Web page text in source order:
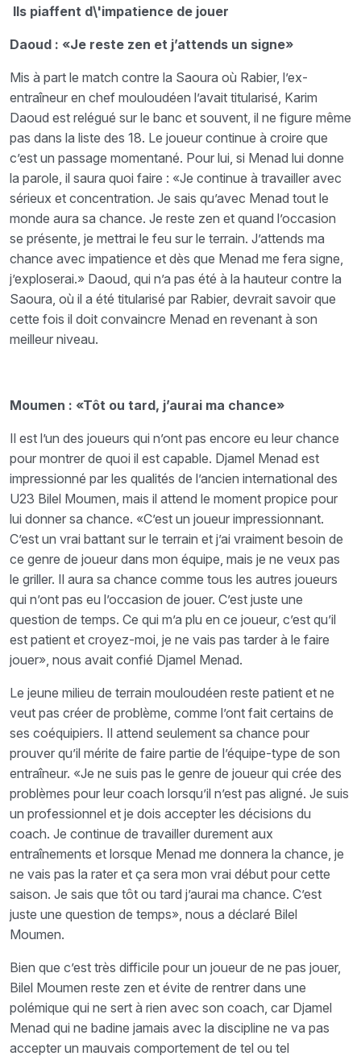
Ils piaffent d\'impatience de jouer
Daoud : «Je reste zen et j’attends un signe»
Mis à part le match contre la Saoura où Rabier, l’ex-
entraîneur en chef mouloudéen l’avait titularisé, Karim
Daoud est relégué sur le banc et souvent, il ne figure même
pas dans la liste des 18. Le joueur continue à croire que
c’est un passage momentané. Pour lui, si Menad lui donne
la parole, il saura quoi faire : «Je continue à travailler avec
sérieux et concentration. Je sais qu’avec Menad tout le
monde aura sa chance. Je reste zen et quand l’occasion
se présente, je mettrai le feu sur le terrain. J’attends ma
chance avec impatience et dès que Menad me fera signe,
j’exploserai.» Daoud, qui n’a pas été à la hauteur contre la
Saoura, où il a été titularisé par Rabier, devrait savoir que
cette fois il doit convaincre Menad en revenant à son
meilleur niveau.
Moumen : «Tôt ou tard, j’aurai ma chance»
Il est l’un des joueurs qui n’ont pas encore eu leur chance
pour montrer de quoi il est capable. Djamel Menad est
impressionné par les qualités de l’ancien international des
U23 Bilel Moumen, mais il attend le moment propice pour
lui donner sa chance. «C’est un joueur impressionnant.
C’est un vrai battant sur le terrain et j’ai vraiment besoin de
ce genre de joueur dans mon équipe, mais je ne veux pas
le griller. Il aura sa chance comme tous les autres joueurs
qui n’ont pas eu l’occasion de jouer. C’est juste une
question de temps. Ce qui m’a plu en ce joueur, c’est qu’il
est patient et croyez-moi, je ne vais pas tarder à le faire
jouer», nous avait confié Djamel Menad.
Le jeune milieu de terrain mouloudéen reste patient et ne
veut pas créer de problème, comme l’ont fait certains de
ses coéquipiers. Il attend seulement sa chance pour
prouver qu’il mérite de faire partie de l’équipe-type de son
entraîneur. «Je ne suis pas le genre de joueur qui crée des
problèmes pour leur coach lorsqu’il n’est pas aligné. Je suis
un professionnel et je dois accepter les décisions du
coach. Je continue de travailler durement aux
entraînements et lorsque Menad me donnera la chance, je
ne vais pas la rater et ça sera mon vrai début pour cette
saison. Je sais que tôt ou tard j’aurai ma chance. C’est
juste une question de temps», nous a déclaré Bilel
Moumen.
Bien que c’est très difficile pour un joueur de ne pas jouer,
Bilel Moumen reste zen et évite de rentrer dans une
polémique qui ne sert à rien avec son coach, car Djamel
Menad qui ne badine jamais avec la discipline ne va pas
accepter un mauvais comportement de tel ou tel